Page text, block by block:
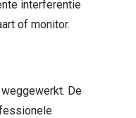
interferentie
of monitor.
De